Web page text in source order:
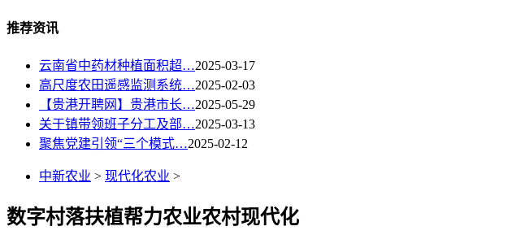
推荐资讯
云南省中药材种植面积超…2025-03-17
高尺度农田遥感监测系统…2025-02-03
【贵港开聘网】贵港市长…2025-05-29
关于镇带领班子分工及部…2025-03-13
聚焦党建引领“三个模式…2025-02-12
中新农业 > 现代化农业 >
数字村落扶植帮力农业农村现代化